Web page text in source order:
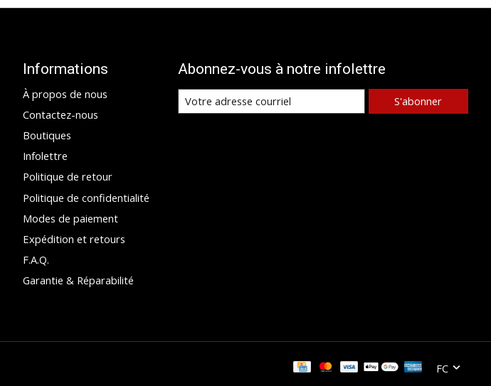
Informations
À propos de nous
Contactez-nous
Boutiques
Infolettre
Politique de retour
Politique de confidentialité
Modes de paiement
Expédition et retours
F.A.Q.
Garantie & Réparabilité
Abonnez-vous à notre infolettre
S'abonner
FC